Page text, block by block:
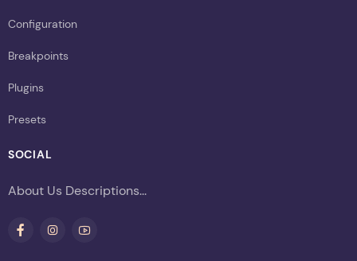
Configuration
Breakpoints
Plugins
Presets
SOCIAL
About Us Descriptions...